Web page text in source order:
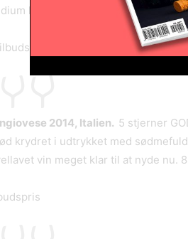
koncentration. Fin let krydret
2014, Italien. 5 stjerner
krydret i udtrykket med
vin meget klar til at nyde nu.